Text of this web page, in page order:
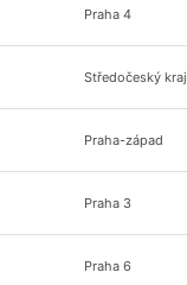
Praha 4
Středočeský kraj
Praha-západ
Praha 3
Praha 6